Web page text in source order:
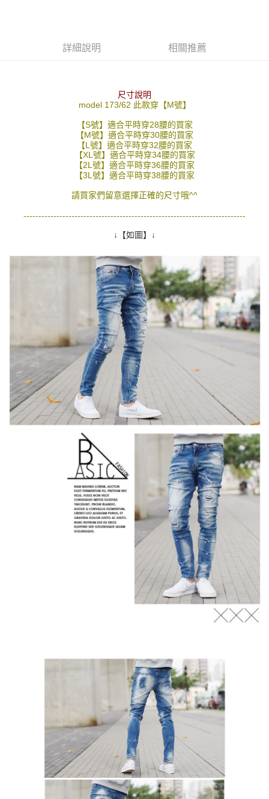
１．簡單：不需註冊會員、不需綁卡、不需儲值。
【「AFTEE先享後付」結帳流程】
１．於結帳方式選擇「AFTEE先享後付」後，將跳轉至「AFTEE先享後付」
２．訂單成立數日內，您將收到繳費通知簡訊。
３．收到繳費通知簡訊後14天內，點擊此簡訊中的連結，可透過四大超商／
ATM／網路銀行／等多元方式進行付款，方視為交易完成。
※ 請注意：結帳手續完成當下不需立刻繳費，但若您需要取消訂單，請聯絡
購買商品的店家。未經商家同意取消之訂單仍視為有效，需透過AFTEE先享
※ 交易是否成功請以「AFTEE先享後付 」之結帳頁面顯示為準，若有關於
易，需依本服務之必要範圍內提供個人資料，並將交易相關給付款項請求債
權轉讓予恩沛科技股份有限公司。
２．關於個人資料處理事宜，請瀏覽以下網址：
https://aftee.tw/terms/#terms3
３．未成年的使用者請事先徵得法定代理人或監護人之同意方可使用
「AFTEE先享後付」，若未經同意申辦者引起之損失，本公司不負相關責
４．使用「AFTEE先享後付」時，將依據個別帳號之用戶狀況，依本公司即
時審查核予不同之上限額度；若仍有額度不足之情形，本公司將視審查結果
請求用戶進行身份認證。
５．嚴禁一人註冊多個帳號或使用他人資訊註冊。若發現惡意使用之情形，
恩沛科技股份有限公司將有權停止該用戶之使用額度並採取法律行動。
每筆NT$80，滿NT$1,800(含以上)免運費
每筆NT$80，滿NT$1,800(含以上)免運費
每筆NT$80，滿NT$1,800(含以上)免運費
先付款後7-11取貨
詳細說明 相關推薦
尺寸說明
model 173/62 此款穿【M號】
【S號】適合平時穿28腰的買家
【M號】適合平時穿30腰的買家
【L號】適合平時穿32腰的買家
【XL號】適合平時穿34腰的買家
【2L號】適合平時穿36腰的買家
【3L號】適合平時穿38腰的買家
請買家們留意選擇正確的尺寸哦^^
--------------------------------------------------------------------------
↓【如圖】↓